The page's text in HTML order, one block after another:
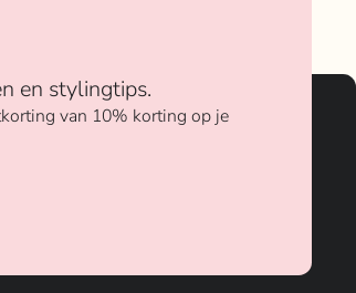
en stylingtips.
van 10% korting op je